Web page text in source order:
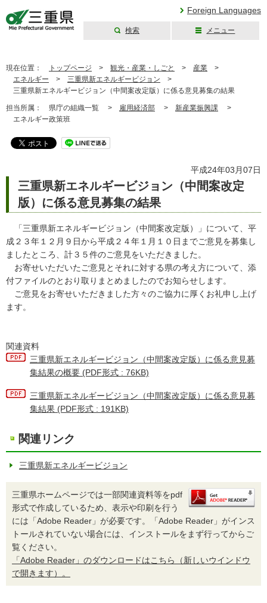
Foreign Languages
検索 メニュー
現在位置： トップページ > 観光・産業・しごと > 産業 >
エネルギー > 三重県新エネルギービジョン >
三重県新エネルギービジョン（中間案改定版）に係る意見募集の結果
担当所属： 県庁の組織一覧 > 雇用経済部 > 新産業振興課 >
エネルギー政策班
平成24年03月07日
三重県新エネルギービジョン（中間案改定
版）に係る意見募集の結果
「三重県新エネルギービジョン（中間案改定版）」について、平
成２３年１２月９日から平成２４年１月１０日までご意見を募集し
ましたところ、計３５件のご意見をいただきました。
お寄せいただいたご意見とそれに対する県の考え方について、添
付ファイルのとおり取りまとめましたのでお知らせします。
ご意見をお寄せいただきました方々のご協力に厚くお礼申し上げ
ます。
関連資料
三重県新エネルギービジョン（中間案改定版）に係る意見募
集結果の概要 (PDF形式 : 76KB)
三重県新エネルギービジョン（中間案改定版）に係る意見募
集結果 (PDF形式 : 191KB)
関連リンク
三重県新エネルギービジョン
三重県ホームページでは一部関連資料等をpdf
形式で作成しているため、表示や印刷を行う
には「Adobe Reader」が必要です。「Adobe Reader」がインス
トールされていない場合には、インストールをまず行ってからご
覧ください。
「Adobe Reader」のダウンロードはこちら（新しいウインドウ
で開きます）。